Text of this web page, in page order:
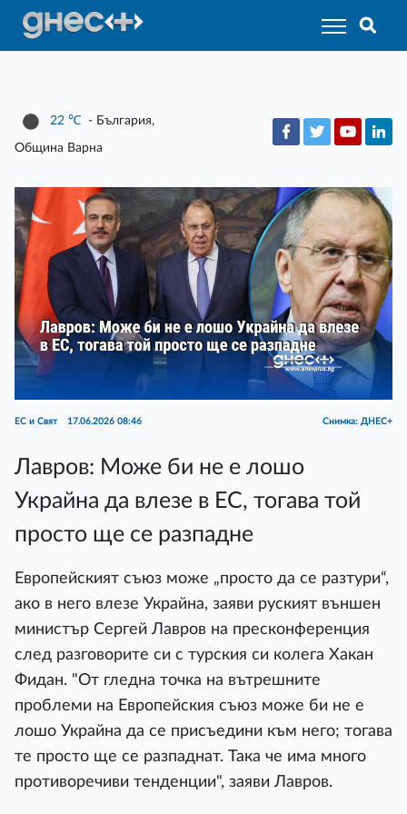
22 ℃ - България,
Община Варна
ЕС и Свят 17.06.2026 08:46 Снимка: ДНЕС+
Лавров: Може би не е лошо
Украйна да влезе в ЕС, тогава той
просто ще се разпадне
Европейският съюз може „просто да се разтури“,
ако в него влезе Украйна, заяви руският външен
министър Сергей Лавров на пресконференция
след разговорите си с турския си колега Хакан
Фидан. "От гледна точка на вътрешните
проблеми на Европейския съюз може би не е
лошо Украйна да се присъедини към него; тогава
те просто ще се разпаднат. Така че има много
противоречиви тенденции", заяви Лавров.